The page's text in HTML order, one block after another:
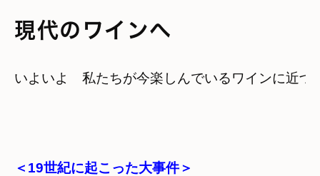
現代のワインへ
＜19世紀に起こった大事件＞